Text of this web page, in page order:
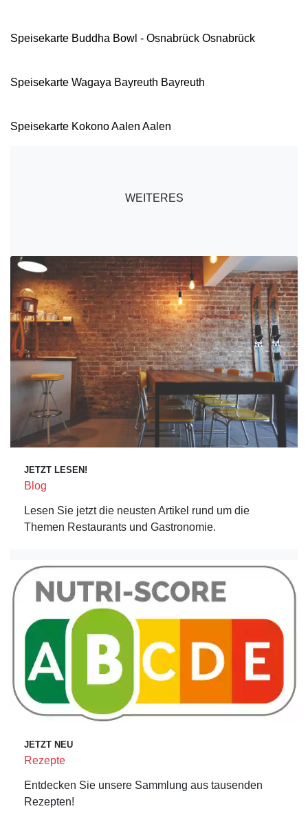
Speisekarte Buddha Bowl - Osnabrück Osnabrück
Speisekarte Wagaya Bayreuth Bayreuth
Speisekarte Kokono Aalen Aalen
WEITERES
JETZT LESEN!
Blog
Lesen Sie jetzt die neusten Artikel rund um die
Themen Restaurants und Gastronomie.
JETZT NEU
Rezepte
Entdecken Sie unsere Sammlung aus tausenden
Rezepten!